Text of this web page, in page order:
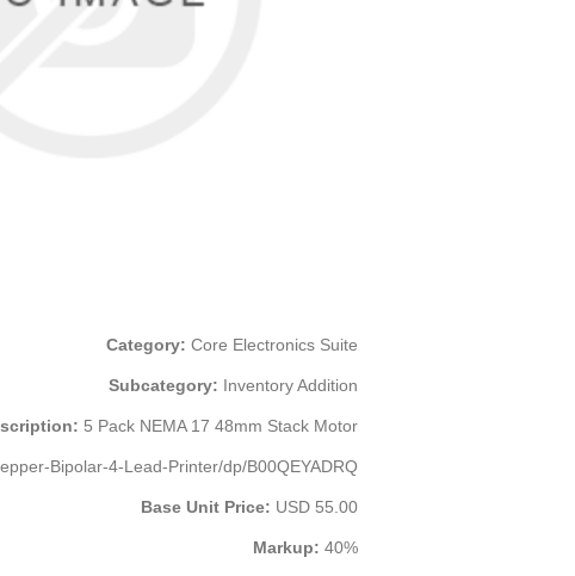
Category: Core Electronics Suite
Subcategory: Inventory Addition
5 Pack NEMA 17 48mm Stack Motor
Bipolar-4-Lead-Printer/dp/B00QEYADRQ/
Base Unit Price: USD 55.00
Markup: 40%